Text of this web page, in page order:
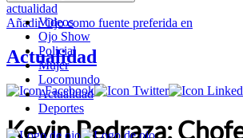
Videos
Ojo Show
Policial
Mujer
Locomundo
Actualidad
Deportes
actualidad
AñadirOjocomo fuente preferida en
Actualidad
Kevin Pedraza: